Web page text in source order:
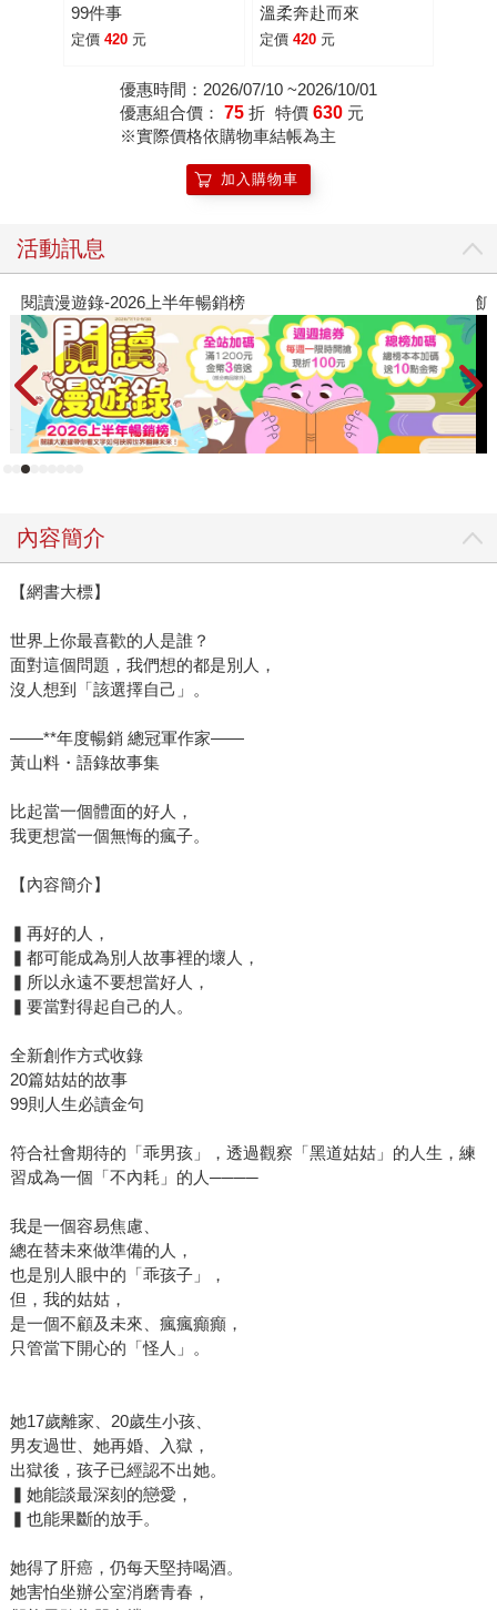
99件事
定價 420 元
溫柔奔赴而來
定價 420 元
優惠時間：2026/07/10 ~2026/10/01
優惠組合價： 75 折 特價 630 元
※實際價格依購物車結帳為主
加入購物車
活動訊息
飢餓遊戲前傳贈早優券
內容簡介
【網書大標】
世界上你最喜歡的人是誰？
面對這個問題，我們想的都是別人，
沒人想到「該選擇自己」。
――**年度暢銷 總冠軍作家――
黃山料・語錄故事集
比起當一個體面的好人，
我更想當一個無悔的瘋子。
【內容簡介】
▍再好的人，
▍都可能成為別人故事裡的壞人，
▍所以永遠不要想當好人，
▍要當對得起自己的人。
全新創作方式收錄
20篇姑姑的故事
99則人生必讀金句
符合社會期待的「乖男孩」，透過觀察「黑道姑姑」的人生，練
習成為一個「不內耗」的人────
我是一個容易焦慮、
總在替未來做準備的人，
也是別人眼中的「乖孩子」，
但，我的姑姑，
是一個不顧及未來、瘋瘋癲癲，
只管當下開心的「怪人」。
她17歲離家、20歲生小孩、
男友過世、她再婚、入獄，
出獄後，孩子已經認不出她。
▍她能談最深刻的戀愛，
▍也能果斷的放手。
她得了肝癌，仍每天堅持喝酒。
她害怕坐辦公室消磨青春，